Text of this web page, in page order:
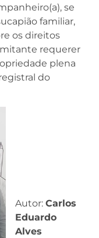
se
familiar,
os direitos
requerer
plena
do
Autor: Carlos
Eduardo
Alves